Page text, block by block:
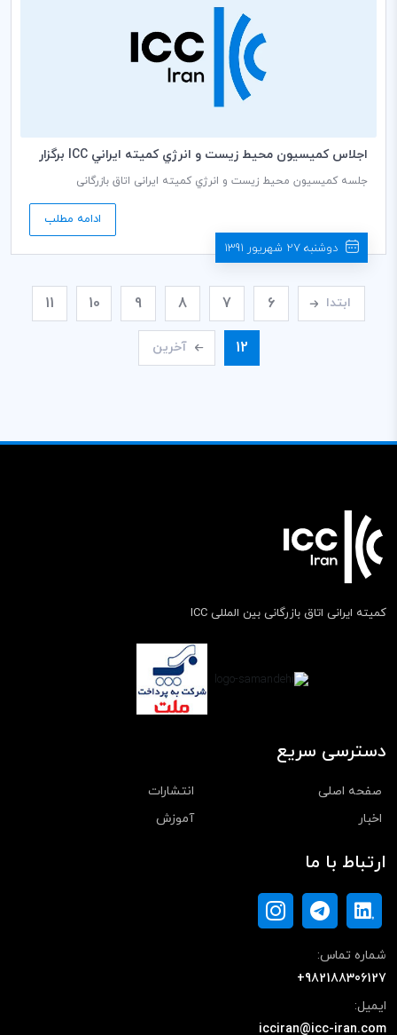
اجلاس كميسيون محيط زيست و انرژي كميته ايراني ICC برگزار
جلسه کمیسیون محيط زيست و انرژي کمیته ایرانی اتاق بازرگانی
یکشنبه مورخ 07/03/1391ساعت 14 در ساختمان شمالی اتاق بازرگانی و
ادامه مطلب
دوشنبه 27 شهریور 1391
ابتدا 6
7
8
9
10
11
12 آخرین
کمیته ایرانی اتاق بازرگانی بین المللی ICC
دسترسی سریع
صفحه اصلی
انتشارات
اخبار
آموزش
ارتباط با ما
شماره تماس:
+982188306127
ایمیل:
icciran@icc-iran.com